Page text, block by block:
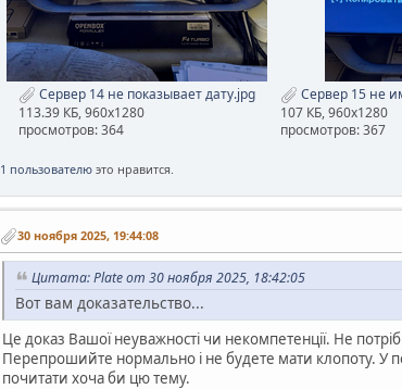
Сервер 14 не показывает дату.jpg
113.39 КБ, 960x1280
просмотров: 364
Сервер 15 не
107 КБ, 960x1280
просмотров: 367
1 пользователю это нравится.
30 ноября 2025, 19:44:08
Цитата: Plate от 30 ноября 2025, 18:42:05
Вот вам доказательство...
Це доказ Вашої неуважності чи некомпетенції. Не
Перепрошийте нормально і не будете мати клопоту. У
почитати хоча би цю тему.